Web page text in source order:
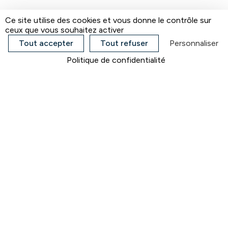
Ce site utilise des cookies et vous donne le contrôle sur
ceux que vous souhaitez activer
Tout accepter
Tout refuser
Personnaliser
Politique de confidentialité